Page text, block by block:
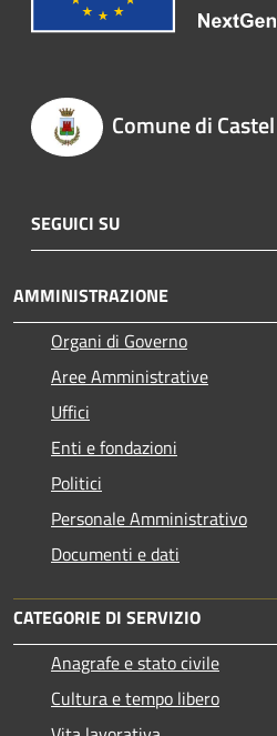
Comune di
SEGUICI SU
AMMINISTRAZIONE
Organi di Governo
Aree Amministrative
Uffici
Enti e fondazioni
Politici
Personale Amministrativo
Documenti e dati
CATEGORIE DI SERVIZIO
Anagrafe e stato civile
Cultura e tempo libero